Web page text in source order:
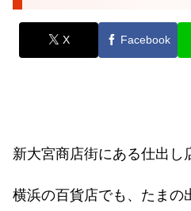
X Facebook
新大宮商店街にある仕出し
横浜の百貨店でも、たまの